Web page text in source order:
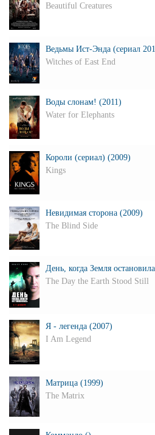
Beautiful Creatures
Ведьмы Ист-Энда (сериал
Witches of East End
Воды слонам! (2011)
Water for Elephants
Короли (сериал) (2009)
Kings
Невидимая сторона (2009)
The Blind Side
День, когда Земля
The Day the Earth Stood Still
Я - легенда (2007)
I Am Legend
Матрица (1999)
The Matrix